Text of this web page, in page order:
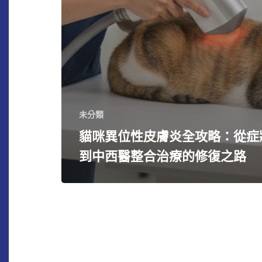
未分類
貓咪異位性皮膚炎全攻略：從
到中西醫整合治療的修復之路